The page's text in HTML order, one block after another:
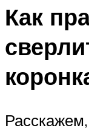
Как